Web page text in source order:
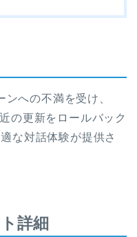
への不満を受け、
の更新をロールバック
な対話体験が提供さ
詳細